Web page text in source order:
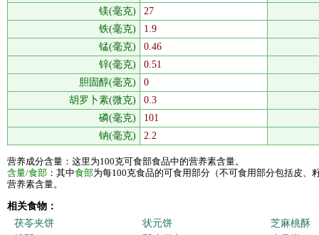
镁(毫克)
27
铁(毫克)
1.9
锰(毫克)
0.46
锌(毫克)
0.51
胆固醇(毫克)
0
胡罗卜素(微克)
0.3
磷(毫克)
101
钠(毫克)
2.2
营养成分含量：这里为100克可食部食品中的营养素含量。
含量/食部 ：其中食部为每100克食品的可食用部分（不可食用部分包括皮、
营养素含量。
相关食物：
茯苓夹饼
状元饼
芝麻桃酥